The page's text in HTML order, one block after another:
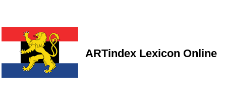
ARTindex Lexicon Online